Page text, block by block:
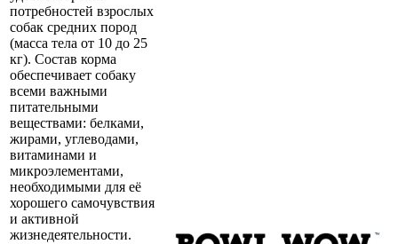
потребностей взрослых
собак средних пород
(масса тела от 10 до 25
кг). Состав корма
обеспечивает собаку
всеми важными
питательными
веществами: белками,
жирами, углеводами,
витаминами и
микроэлементами,
необходимыми для её
хорошего самочувствия
и активной
жизнедеятельности.